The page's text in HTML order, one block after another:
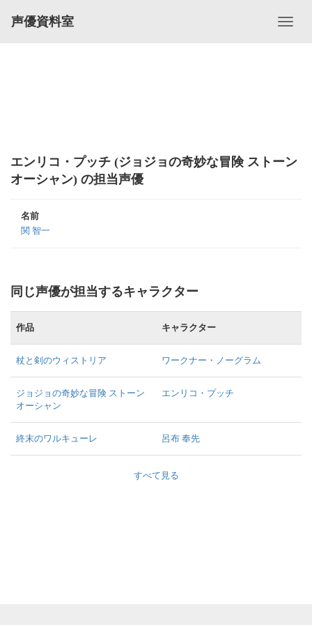
声優資料室
エンリコ・プッチ (ジョジョの奇妙な冒険 ストーン
オーシャン) の担当声優
名前
関 智一
同じ声優が担当するキャラクター
作品 キャラクター
杖と剣のウィストリア ワークナー・ノーグラム
ジョジョの奇妙な冒険 ストーン
オーシャン
エンリコ・プッチ
終末のワルキューレ 呂布 奉先
すべて見る